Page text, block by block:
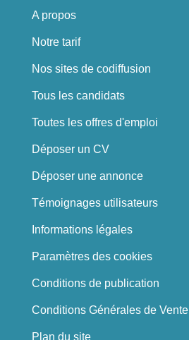
A propos
Notre tarif
Nos sites de codiffusion
Tous les candidats
Toutes les offres d'emploi
Déposer un CV
Déposer une annonce
Témoignages utilisateurs
Informations légales
Paramètres des cookies
Conditions de publication
Conditions Générales de Vente
Plan du site